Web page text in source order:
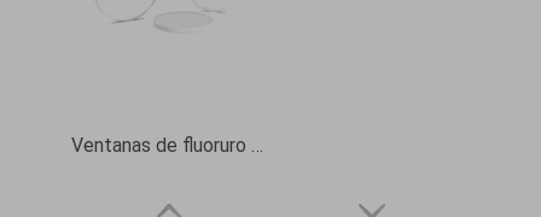
Ventanas de fluoruro de magnesio (MgF2)